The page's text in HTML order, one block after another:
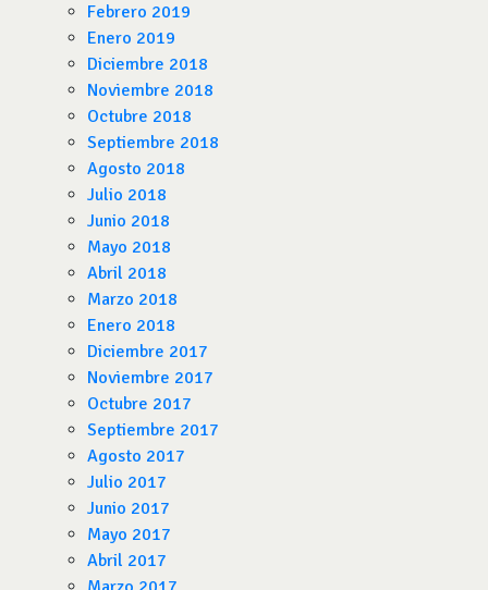
Febrero 2019
Enero 2019
Diciembre 2018
Noviembre 2018
Octubre 2018
Septiembre 2018
Agosto 2018
Julio 2018
Junio 2018
Mayo 2018
Abril 2018
Marzo 2018
Enero 2018
Diciembre 2017
Noviembre 2017
Octubre 2017
Septiembre 2017
Agosto 2017
Julio 2017
Junio 2017
Mayo 2017
Abril 2017